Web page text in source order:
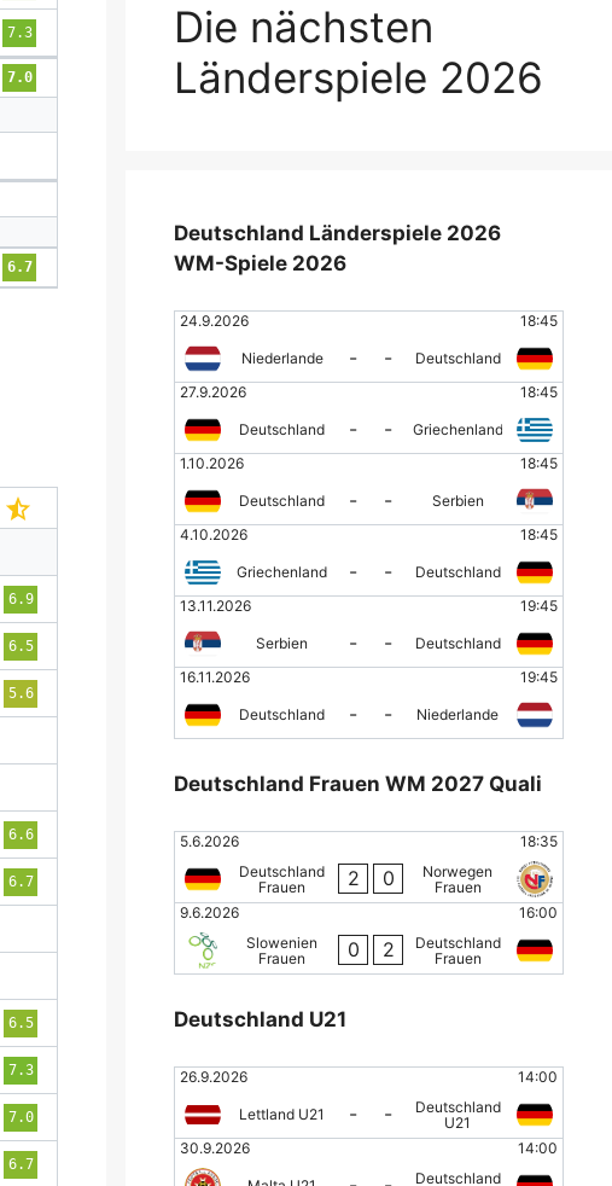
7.3
7.0
6.7
6.9
6.5
5.6
6.6
6.7
6.5
7.3
7.0
6.7
Die nächsten
Länderspiele 2026
Deutschland Länderspiele 2026
WM-Spiele 2026
24.9.2026 18:45
Niederlande - -
Deutschland
27.9.2026
18:45
Deutschland - -
Griechenland
1.10.2026
18:45
Deutschland - -
Serbien
4.10.2026
18:45
Griechenland - -
Deutschland
13.11.2026
19:45
Serbien - -
Deutschland
16.11.2026
19:45
Deutschland - - Niederlande
Deutschland Frauen WM 2027 Quali
5.6.2026
18:35
Deutschland
Frauen
2 0
Norwegen
Frauen
9.6.2026
16:00
Slowenien
Frauen
0 2
Deutschland
Frauen
Deutschland U21
26.9.2026 14:00
Lettland U21 - -
Deutschland
U21
30.9.2026
14:00
Deutschland